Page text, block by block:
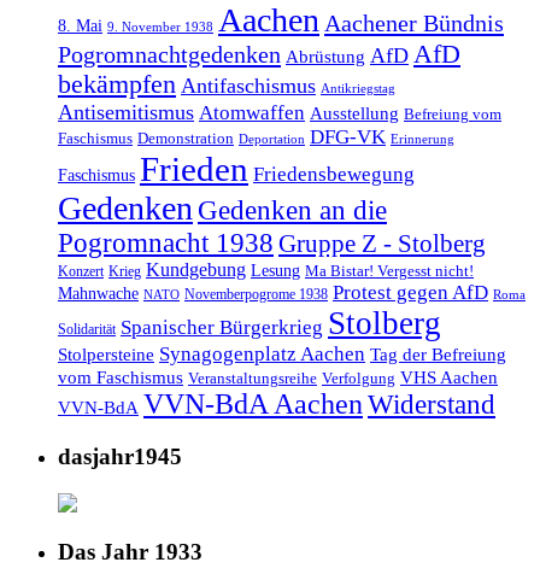
8. Mai 9. November 1938 Aachen Aachener Bündnis
Pogromnachtgedenken Abrüstung AfD AfD
bekämpfen Antifaschismus Antikriegstag
Antisemitismus Atomwaffen Ausstellung Befreiung vom
Faschismus Demonstration Deportation DFG-VK Erinnerung
Faschismus Frieden Friedensbewegung
Gedenken Gedenken an die
Pogromnacht 1938 Gruppe Z - Stolberg
Konzert Krieg Kundgebung Lesung Ma Bistar! Vergesst nicht!
Mahnwache NATO Novemberpogrome 1938 Protest gegen AfD Roma
Solidarität Spanischer Bürgerkrieg Stolberg
Stolpersteine Synagogenplatz Aachen Tag der Befreiung
vom Faschismus Veranstaltungsreihe Verfolgung VHS Aachen
VVN-BdA VVN-BdA AachenWiderstand
dasjahr1945
Das Jahr 1933